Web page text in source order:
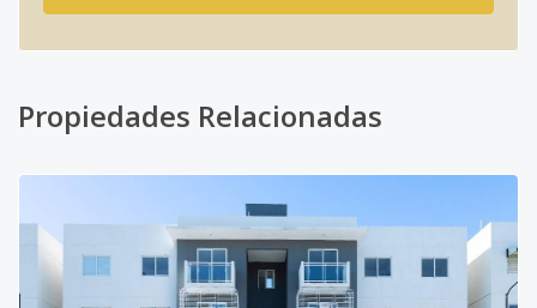
Propiedades Relacionadas